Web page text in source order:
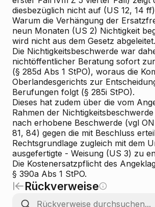
diesbezüglich nicht auf (US 12, 14
Warum die Verhängung der
neun Monaten (US 2) Nichtigkeit
wird nicht aus dem Gesetz abgeleitet.
Die Nichtigkeitsbeschwerde war
nichtöffentlicher Beratung sofort
(§ 285d Abs 1 StPO), woraus die
Oberlandesgerichts zur
Berufungen folgt (§ 285i StPO).
Dieses hat zudem über die vom
Rahmen der
nach erhobene Beschwerde (vgl
81, 84) gegen die mit Beschluss
Rechtsgrundlage zugleich mit dem
ausgefertigte - Weisung (US 3) zu
Die Kostenersatzpflicht des
§ 390a Abs 1 StPO.
Rückverweise